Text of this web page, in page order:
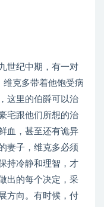
世纪中期，有一对
克多带着他饱受病
这里的伯爵可以治
宅跟他们所想的治
血，甚至还有诡异
妻子，维克多必须
持冷静和理智，才
出的每个决定，采
方向。有时候，付